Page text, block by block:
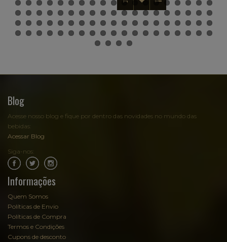
Blog
Acesse nosso blog e fique por dentro das novidades no mundo das
bebidas:
Acessar Blog
Siga-nos:
Informações
Quem Somos
Políticas de Envio
Políticas de Compra
Termos e Condições
Cupons de desconto